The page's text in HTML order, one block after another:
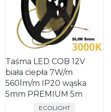
Taśma LED COB 12V
biała ciepła 7W/m
560lm/m IP20 wąska
5mm PREMIUM 5m
PRODUCENT
ECOLIGHT